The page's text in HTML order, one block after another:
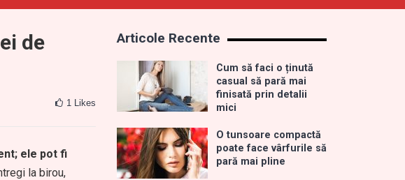
de
1 Likes
ele pot fi
la birou,
Articole Recente
Cum să faci o ținută
casual să pară mai
finisată prin detalii
mici
O tunsoare compactă
poate face vârfurile să
pară mai pline